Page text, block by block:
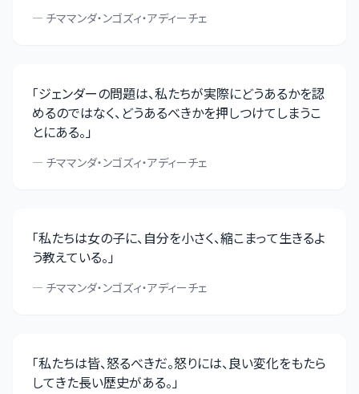
— チママンダ・ンゴズィ・アディーチェ
「ジェンダーの問題は、私たちが実際にどうあるかを認
めるのではなく、どうあるべきかを押しつけてしまうこ
とにある。」
— チママンダ・ンゴズィ・アディーチェ
「私たちは女の子に、自分を小さく、縮こまって生きるよ
う教えている。」
— チママンダ・ンゴズィ・アディーチェ
「私たちは皆、怒るべきだ。怒りには、良い変化をもたら
してきた長い歴史がある。」